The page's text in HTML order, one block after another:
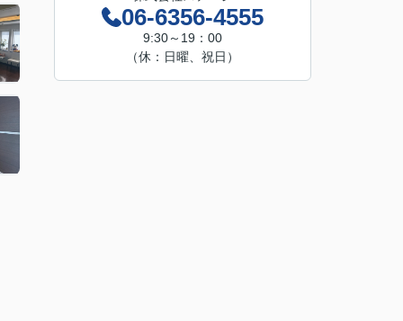
06-6356-4555
9:30～19：00
（休：日曜、祝日）